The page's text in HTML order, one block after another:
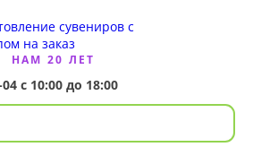
НАМ 20 ЛЕТ
с 10:00 до 18:00